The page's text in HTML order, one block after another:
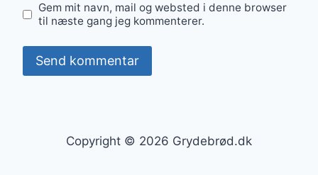
Gem mit navn, mail og websted i denne browser
til næste gang jeg kommenterer.
Copyright © 2026 Grydebrød.dk